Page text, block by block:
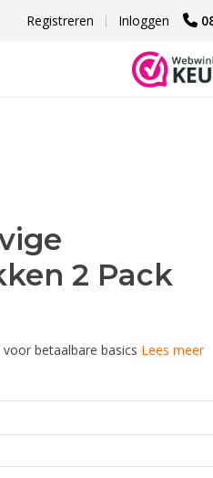
Inloggen
|
Registreren
2 Pack
betaalbare basics Lees meer